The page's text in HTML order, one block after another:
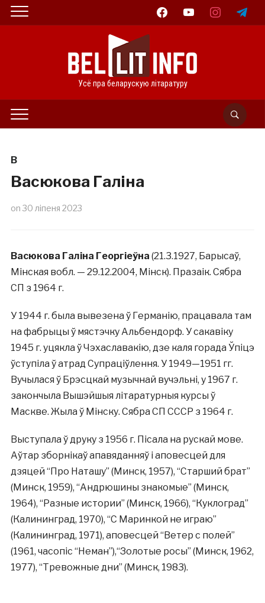
facebookyoutube instagramtelegram
Усё пра беларускую літаратуру
В
Васюкова Галіна
on 30 ліпеня 2023
Васюкова Галіна Георгіеўна (21.3.1927, Барысаў,
Мінская вобл. — 29.12.2004, Мінск). Празаік. Сябра
СП з 1964 г.
У 1944 г. была вывезена ў Германію, працавала там
на фабрыцы ў мястэчку Альбендорф. У сакавіку
1945 г. уцякла ў Чэхаславакію, дзе каля горада Ўпіцэ
ўступіла ў атрад Супраціўлення. У 1949—1951 гг.
Вучылася ў Брэсцкай музычнай вучэльні, у 1967 г.
закончыла Вышэйшыя літаратурныя курсы ў
Маскве. Жыла ў Мінску. Сябра СП СССР з 1964 г.
Выступала ў друку з 1956 г. Пісала на рускай мове.
Аўтар зборнікаў апавяданняў і аповесцей для
дзяцей “Про Наташу” (Минск, 1957), “Старший брат”
(Минск, 1959), “Андрюшины знакомые” (Минск,
1964), “Разные истории” (Минск, 1966), “Куклоград”
(Калининград, 1970), “С Маринкой не играю”
(Калининград, 1971), аповесцей “Ветер с полей”
(1961, часопіс “Неман”),“Золотые росы” (Минск, 1962,
1977), “Тревожные дни” (Минск, 1983).